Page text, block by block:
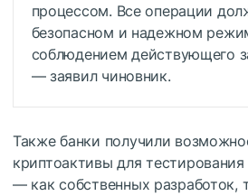
процессом. Все операции
безопасном и надежном
соблюдением действующего
— заявил чиновник.
Также банки получили
криптоактивы для
— как собственных разработок,